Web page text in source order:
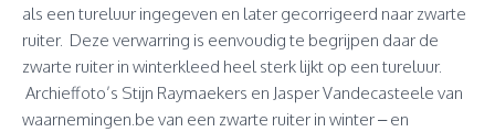
als een tureluur ingegeven en later gecorrigeerd naar zwarte
ruiter. Deze verwarring is eenvoudig te begrijpen daar de
zwarte ruiter in winterkleed heel sterk lijkt op een tureluur.
Archieffoto’s Stijn Raymaekers en Jasper Vandecasteele van
waarnemingen.be van een zwarte ruiter in winter – en